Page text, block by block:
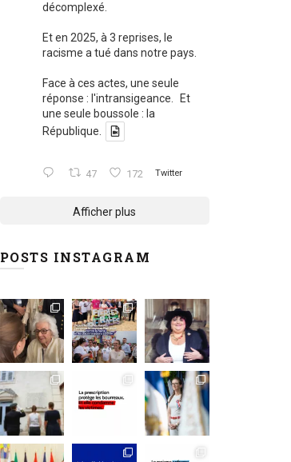
décomplexé.
Et en 2025, à 3 reprises, le
racisme a tué dans notre pays.
Face à ces actes, une seule
réponse : l'intransigeance. Et
une seule boussole : la
République.
47 172 Twitter
Afficher plus
POSTS INSTAGRAM